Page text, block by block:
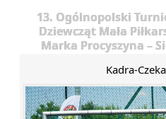
13. Ogólnopolski
Dziewcząt Mała
Marka Procyszyna –
Kadra-